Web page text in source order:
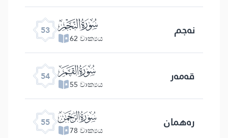
53 ﯢ
62 වාක්‍යය نەجم
54 ﯣ
55 වාක්‍යය قەمەر
55 ﯤ
78 වාක්‍යය رەھمان